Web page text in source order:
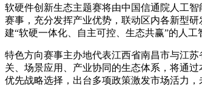
软硬件创新生态主题赛将由中国信通院人工
赛事，充分发挥产业优势，联动区内各新型
建“软硬一体化、自主可控、生态共赢”的人工
特色方向赛事主办地代表江西省南昌市与江
关、场景应用、产业协同的生态体系，将通
优先战略选择，出台多项政策激发市场活力